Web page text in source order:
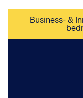
Business- &